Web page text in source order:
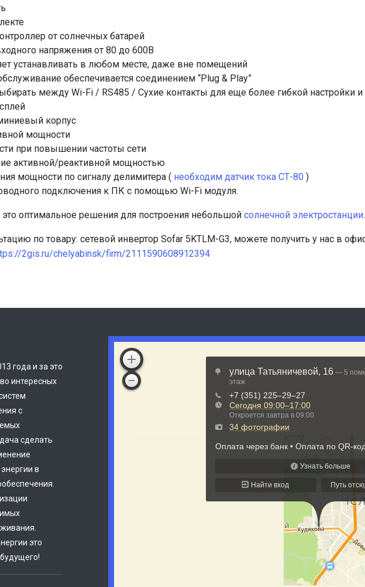
от солнечных батарей
напряжения от 80 до 600В
устанавливать в любом месте, даже вне помещений
обеспечивается соединением “Plug & Play”
между Wi-Fi / RS485 / Сухие контакты для еще более гибкой настройки
корпус
мощности
при повышении частоты сети
активной/реактивной мощностью
мощности по сигналу делимитера ( необходим датчик тока СТ-80 )
подключения к ПК с помощью Wi-Fi модуля.
оптимальное решения для построения небольшой солнечной электростанции.
по товару: сетевой инвертор Sofar 5KTLM-G3, можете получить у нас в
2gis.ru/chelyabinsk/firm/2111590608912394
года и за это
интересных
с
сделать
в
это